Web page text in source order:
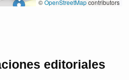
editoriales